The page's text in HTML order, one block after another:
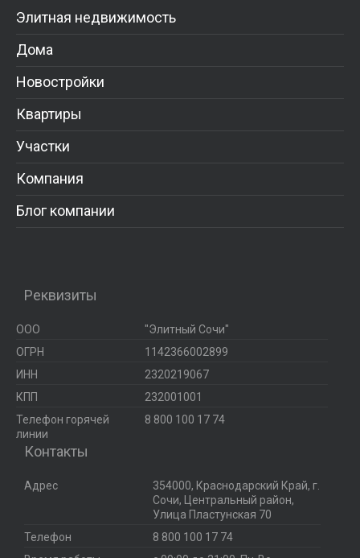
Элитная недвижимость
Дома
Новостройки
Квартиры
Участки
Компания
Блог компании
Реквизиты
ООО
"Элитный Сочи"
ОГРН
1142366002899
ИНН
2320219067
КПП
232001001
Телефон горячей
линии
8 800 100 17 74
Контакты
Адрес 354000, Краснодарский Край, г.
Сочи, Центральный район,
Улица Пластунская 70
Телефон
8 800 100 17 74